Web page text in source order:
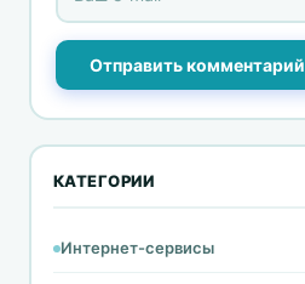
Отправить комментарий
КАТЕГОРИИ
Интернет-сервисы